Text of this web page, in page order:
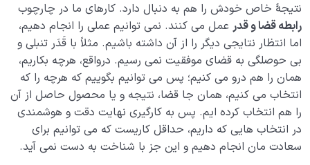
نتیجۀ خاص خودش را هم به دنبال دارد. کارهای ما در چارچوب
رابطه قضا و قدر عمل می کنند. نمی توانیم عملی را انجام دهیم،
اما انتظار نتایجی دیگر را از آن داشته باشیم. مثلاً با قَدَر تنبلی و
بی حوصلگی به قضای موفقیت نمی رسیم. درواقع، هرچه بکاریم،
همان را هم درو می کنیم؛ پس می توانیم بگوییم که هرچه را که
انتخاب می کنیم، همان جا قضا، نتیجه و یا محصول حاصل از آن
را هم انتخاب کرده ایم. پس به کارگیری نهایت دقت و هوشمندی
در انتخاب هایی که داریم، حداقل کاریست که می توانیم برای
سعادت مان انجام دهیم و این جز با شناخت به دست نمی آید.